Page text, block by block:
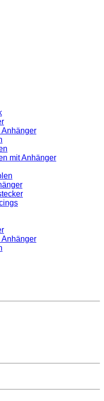
mit Anhänger